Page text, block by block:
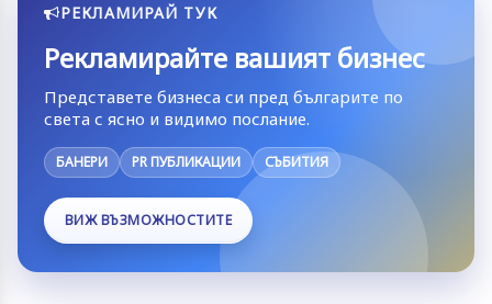
РЕКЛАМИРАЙ ТУК
Рекламирайте вашият бизнес
Представете бизнеса си пред българите по
света с ясно и видимо послание.
БАНЕРИ PR ПУБЛИКАЦИИ СЪБИТИЯ
ВИЖ ВЪЗМОЖНОСТИТЕ